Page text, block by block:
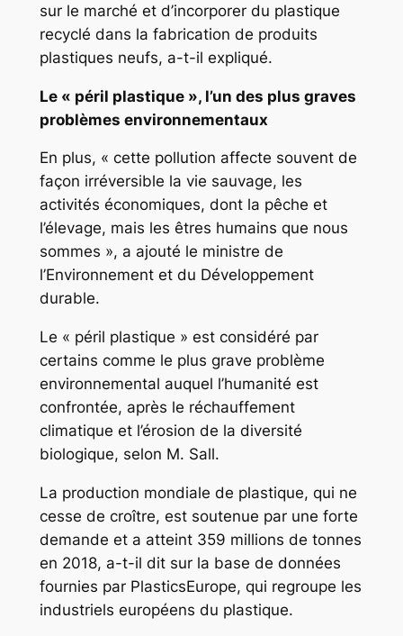
sur le marché et d’incorporer du plastique
recyclé dans la fabrication de produits
plastiques neufs, a-t-il expliqué.
Le « péril plastique », l’un des plus graves
problèmes environnementaux
En plus, « cette pollution affecte souvent de
façon irréversible la vie sauvage, les
activités économiques, dont la pêche et
l’élevage, mais les êtres humains que nous
sommes », a ajouté le ministre de
l’Environnement et du Développement
durable.
Le « péril plastique » est considéré par
certains comme le plus grave problème
environnemental auquel l’humanité est
confrontée, après le réchauffement
climatique et l’érosion de la diversité
biologique, selon M. Sall.
La production mondiale de plastique, qui ne
cesse de croître, est soutenue par une forte
demande et a atteint 359 millions de tonnes
en 2018, a-t-il dit sur la base de données
fournies par PlasticsEurope, qui regroupe les
industriels européens du plastique.